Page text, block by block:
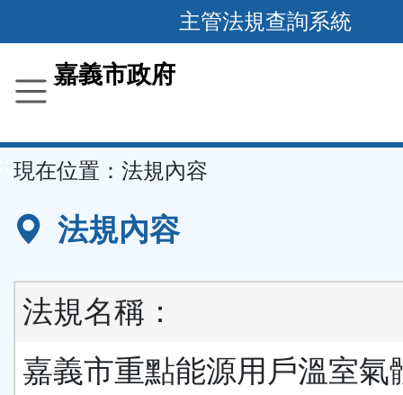
內
容
主管法規查詢系統
嘉義市政府
現在位置： 法規內容
法規內容
法規名稱：
嘉義市重點能源用戶溫室氣